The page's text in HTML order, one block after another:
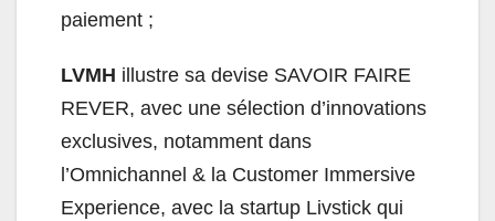
paiement ;
LVMH illustre sa devise SAVOIR FAIRE
REVER, avec une sélection d’innovations
exclusives, notamment dans
l’Omnichannel & la Customer Immersive
Experience, avec la startup Livstick qui